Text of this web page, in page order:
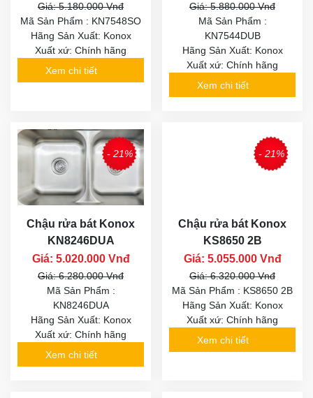
Giá: 5.180.000 Vnđ
Mã Sản Phẩm : KN7548SO
Hãng Sản Xuất: Konox
Xuất xứ: Chính hãng
Xem chi tiết
Giá: 5.880.000 Vnđ
Mã Sản Phẩm :
KN7544DUB
Hãng Sản Xuất: Konox
Xuất xứ: Chính hãng
Xem chi tiết
- 21%
Chậu rửa bát Konox
KN8246DUA
Giá: 5.020.000 Vnđ
Giá: 6.280.000 Vnđ
Mã Sản Phẩm :
KN8246DUA
Hãng Sản Xuất: Konox
Xuất xứ: Chính hãng
Xem chi tiết
- 21%
Chậu rửa bát Konox
KS8650 2B
Giá: 5.055.000 Vnđ
Giá: 6.320.000 Vnđ
Mã Sản Phẩm : KS8650 2B
Hãng Sản Xuất: Konox
Xuất xứ: Chính hãng
Xem chi tiết